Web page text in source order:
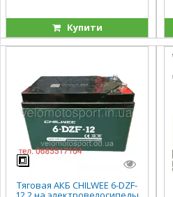
Купити
Тяговая АКБ CHILWEE 6-DZF-